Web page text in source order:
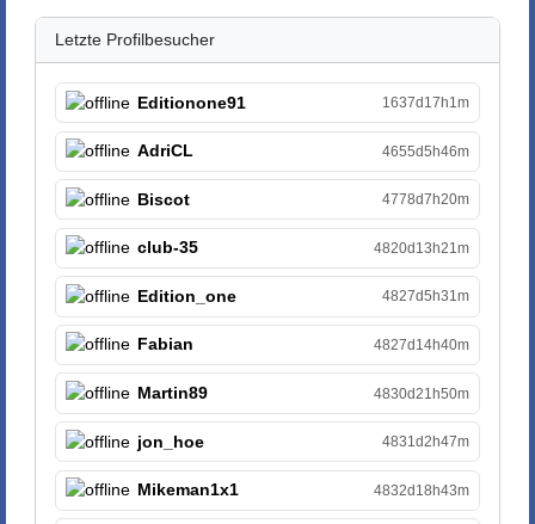
Letzte Profilbesucher
Editionone91 1637d17h1m
AdriCL 4655d5h46m
Biscot 4778d7h20m
club-35 4820d13h21m
Edition_one 4827d5h31m
Fabian 4827d14h40m
Martin89 4830d21h50m
jon_hoe 4831d2h47m
Mikeman1x1 4832d18h43m